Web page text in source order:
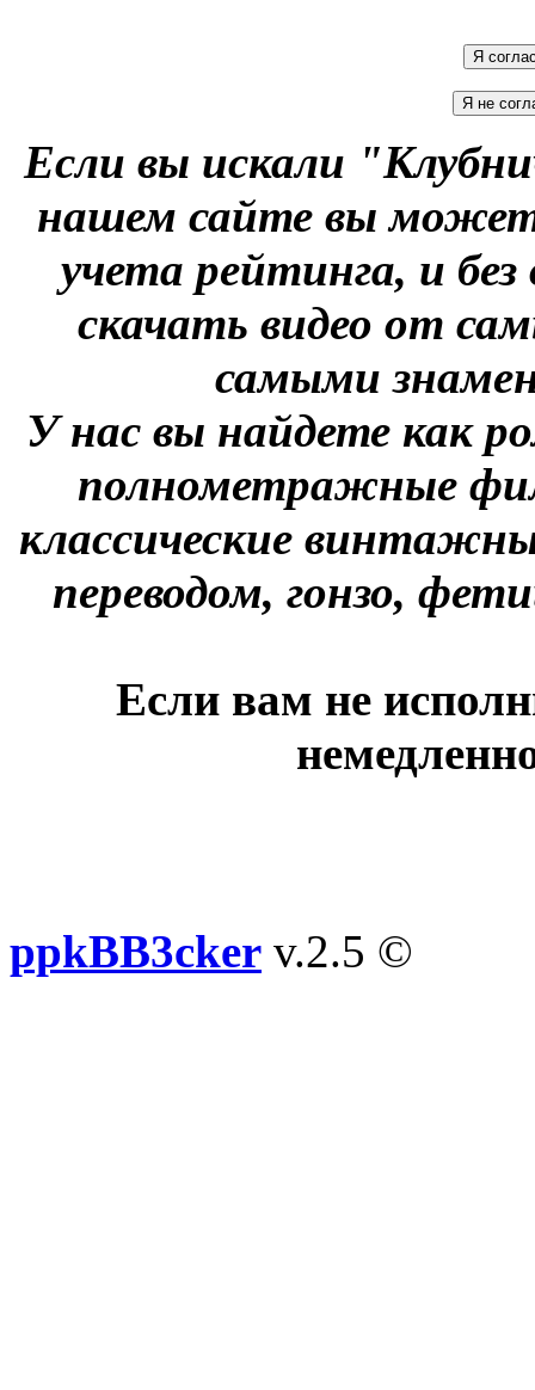
Если вы искали
нашем сайте вы
учета рейтинга, и
скачать видео от
самыми
У нас вы найдете как
полнометражные
классические
переводом, гонзо,
Если вам не
ppkBB3cker v.2.5 ©